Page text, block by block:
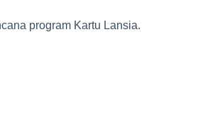
program Kartu Lansia.